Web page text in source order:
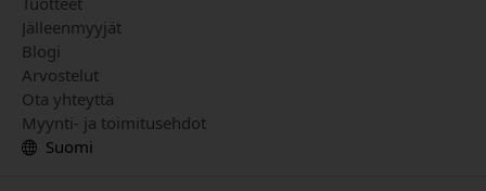
Jälleenmyyjät
Blogi
Arvostelut
Ota yhteyttä
Myynti- ja toimitusehdot
Suomi